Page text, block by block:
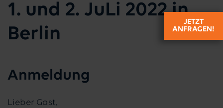
1. und 2. JuLi 2022 in
Berlin
Anmeldung
Lieber Gast,
JETZT
ANFRAGEN!